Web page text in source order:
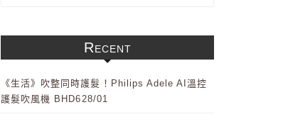
Recent
《生活》吹整同時護髮！Philips Adele AI溫控
護髮吹風機 BHD628/01